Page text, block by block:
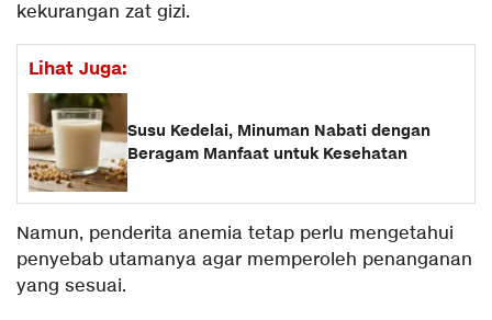
kekurangan zat gizi.
Lihat Juga:
Susu Kedelai, Minuman Nabati dengan
Beragam Manfaat untuk Kesehatan
Namun, penderita anemia tetap perlu mengetahui
penyebab utamanya agar memperoleh penanganan
yang sesuai.